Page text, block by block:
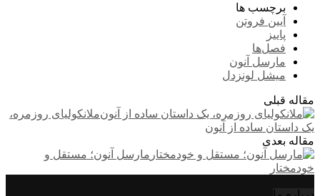
برچسب ها
آیین فروتن
پاییز
فصل‌ها
مارسل آنون
میشل لونزدل
مقاله قبلی
ملانکولیای روزمره،
یک داستان ساده از آنون
مقاله بعدی
مارسل آنون؛ مستقل و
خودمختار